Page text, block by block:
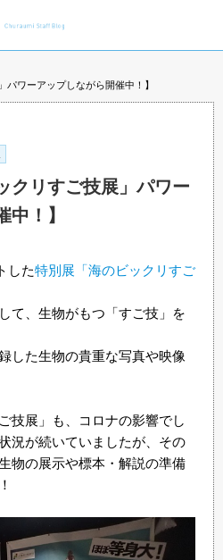
パワーアップしながら開催中！】
クリすご技展」パワー
中！】
した特別展「海のビックリすご
て、生物がもつ「すご技」を
した生物の貴重な写真や映像
技展」も、コロナの影響でし
況が続いていましたが、その
物の展示や標本・解説の準備